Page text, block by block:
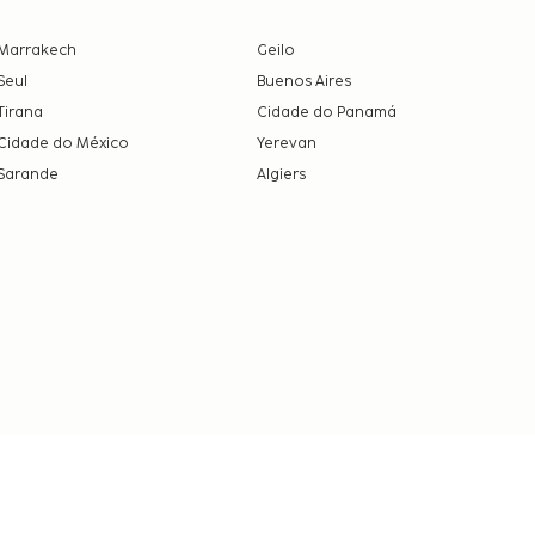
Geilo
Buenos Aires
Cidade do Panamá
do México
Yerevan
Algiers